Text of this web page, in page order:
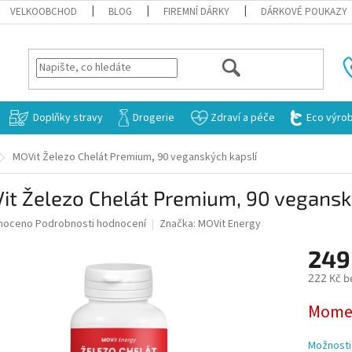
VELKOOBCHOD BLOG FIREMNÍ DÁRKY DÁRKOVÉ POUKAZY
HLEDAT
Doplňky stravy Drogerie Zdraví a péče Eco
MOVit Železo Chelát Premium, 90 veganských kapslí
Železo Chelát Premium, 90
Podrobnosti hodnocení Značka: MOVit Energy
222 Kč
cena: